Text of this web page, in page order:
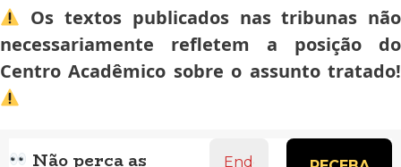
Os textos publicados nas tribunas não
necessariamente refletem a posição do
Centro Acadêmico sobre o assunto tratado!
Não perca as
de